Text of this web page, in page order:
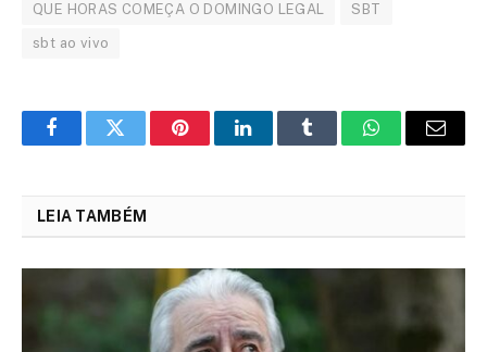
QUE HORAS COMEÇA O DOMINGO LEGAL SBT
sbt ao vivo
FacebookTwitter PinterestLinkedInTumblr WhatsAppEmail
LEIA TAMBÉM